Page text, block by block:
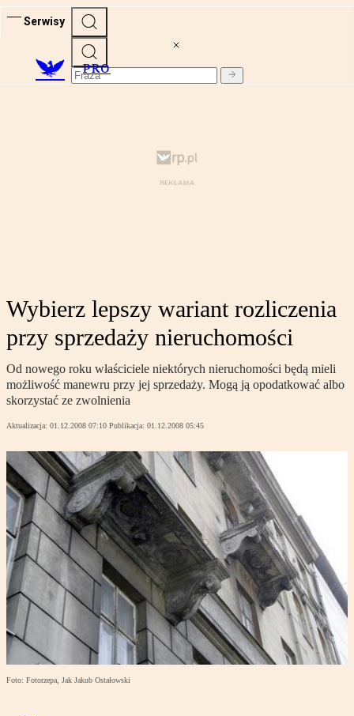
Serwisy
PRO
Wybierz lepszy wariant rozliczenia
przy sprzedaży nieruchomości
Od nowego roku właściciele niektórych nieruchomości będą mieli
możliwość manewru przy jej sprzedaży. Mogą ją opodatkować albo
skorzystać ze zwolnienia
Aktualizacja: 01.12.2008 07:10 Publikacja: 01.12.2008 05:45
Foto: Fotorzepa, Jak Jakub Ostałowski